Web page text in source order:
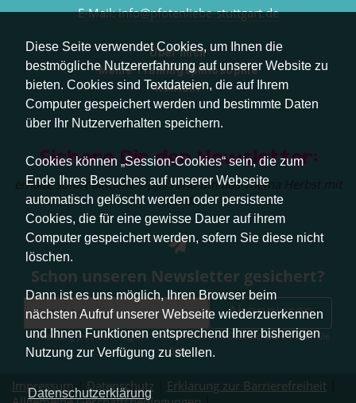
Diese Seite verwendet Cookies, um Ihnen die
bestmögliche Nutzererfahrung auf unserer Website zu
bieten. Cookies sind Textdateien, die auf Ihrem
Computer gespeichert werden und bestimmte Daten
über Ihr Nutzerverhalten speichern.
Cookies können „Session-Cookies“ sein, die zum
Ende Ihres Besuches auf unserer Webseite
automatisch gelöscht werden oder persistente
Cookies, die für eine gewisse Dauer auf ihrem
Computer gespeichert werden, sofern Sie diese nicht
löschen.
Dann ist es uns möglich, Ihren Browser beim
nächsten Aufruf unserer Webseite wiederzuerkennen
und Ihnen Funktionen entsprechend Ihrer bisherigen
Nutzung zur Verfügung zu stellen.
Datenschutzerklärung
E-Mail:info@pfotenliebe-stuttgart.de
Über mich
Meine Trainingsphilosophie
Kontakt
Sichere Dir den Newsletter:
erhalte sofort aktuelle Tipps rund um das Thema Herbst mit
Hund.
Schon unseren Newsletter gesichert?
Abonnieren
Abmeldung jederzeit möglich. Weitere Infos zum Datenschutz erhalten Sie
hier.
Impressum| Datenschutz Erklärung zur Barrierefreiheit